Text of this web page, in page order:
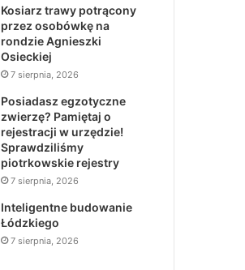
Kosiarz trawy potrącony
przez osobówkę na
rondzie Agnieszki
Osieckiej
7 sierpnia, 2026
Posiadasz egzotyczne
zwierzę? Pamiętaj o
rejestracji w urzędzie!
Sprawdziliśmy
piotrkowskie rejestry
7 sierpnia, 2026
Inteligentne budowanie
Łódzkiego
7 sierpnia, 2026